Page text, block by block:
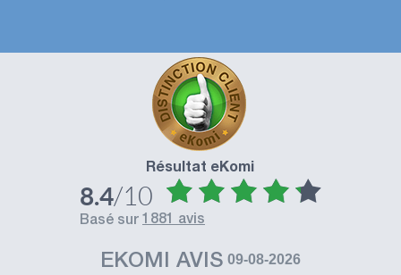
Résultat eKomi
8.4/10
basé sur 1881 avis
EKOMI AVIS 09-08-2026